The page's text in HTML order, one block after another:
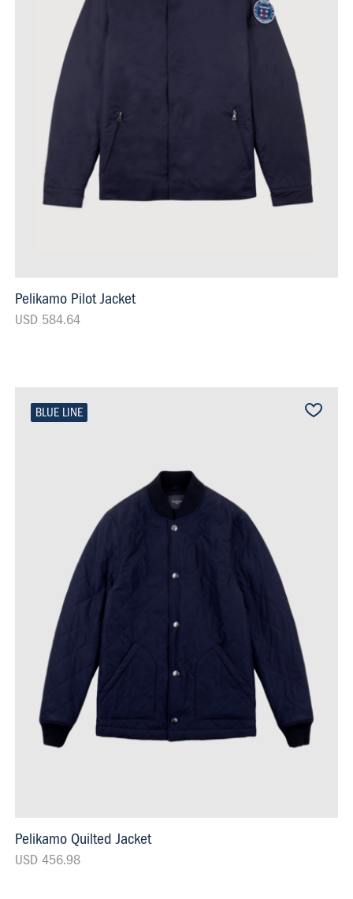
Pelikamo Pilot Jacket
USD 584.64
BLUE LINE
Pelikamo Quilted Jacket
USD 456.98